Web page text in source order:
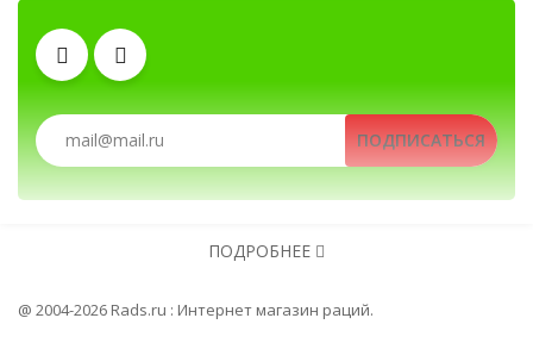
Тангенты Зарядные устройства
Антенны Аккумуляторы Клипсы
Автомобильные рации, автомобильные радиостанции,
ПОДПИСАТЬСЯ
ПОДРОБНЕЕ
@ 2004-2026 Rads.ru : Интернет магазин раций.